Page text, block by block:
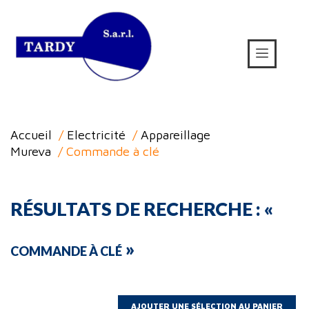
Accueil / Electricité / Appareillage
Mureva / Commande à clé
RÉSULTATS DE RECHERCHE : «
COMMANDE À CLÉ »